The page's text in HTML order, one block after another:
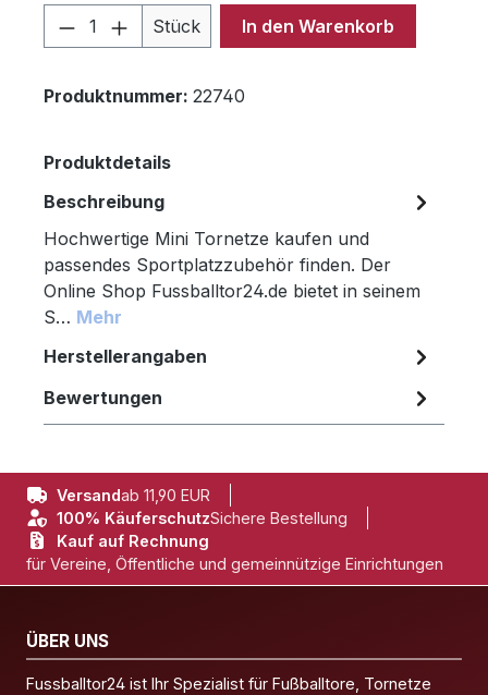
Produkt Anzahl: Gib den
Stück In den Warenkorb
Produktnummer: 22740
Produktdetails
Beschreibung
Hochwertige Mini Tornetze kaufen und
passendes Sportplatzzubehör finden. Der
Online Shop Fussballtor24.de bietet in seinem
S… Mehr
Herstellerangaben
Bewertungen
Versandab 11,90 EUR
100% KäuferschutzSichere Bestellung
Kauf auf Rechnung
für Vereine, Öffentliche und gemeinnützige Einrichtungen
ÜBER UNS
Fussballtor24 ist Ihr Spezialist für Fußballtore, Tornetze